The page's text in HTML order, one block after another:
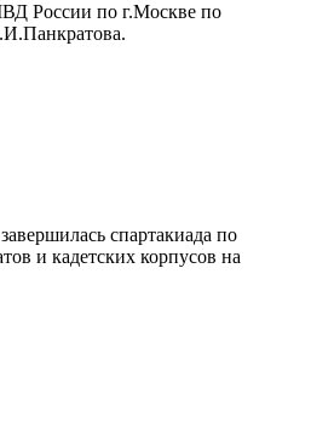
России по г.Москве по
спартакиада по
и кадетских корпусов на